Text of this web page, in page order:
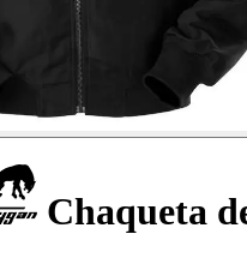
Chaqueta